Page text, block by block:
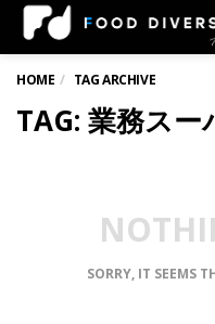
HOME TAG ARCHIVE
TAG: 業務スー
SORRY, IT SEEMS